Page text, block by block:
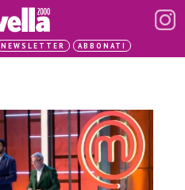
NEWSLETTER ABBONATI